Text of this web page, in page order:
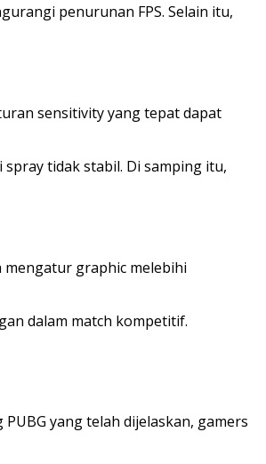
penurunan FPS. Selain itu,
sensitivity yang tepat dapat
tidak stabil. Di samping itu,
mengatur graphic melebihi
dalam match kompetitif.
yang telah dijelaskan, gamers